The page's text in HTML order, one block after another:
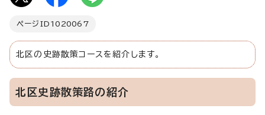
ページID 1020067
北区の史跡散策コースを紹介します。
北区史跡散策路の紹介